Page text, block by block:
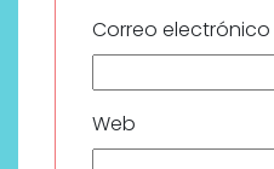
Correo electrónico
Web